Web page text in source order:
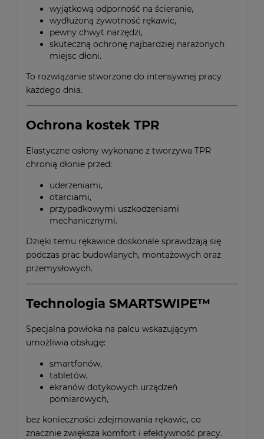
wyjątkową odporność na ścieranie,
wydłużoną żywotność rękawic,
pewny chwyt narzędzi,
skuteczną ochronę najbardziej narażonych
miejsc dłoni.
To rozwiązanie stworzone do intensywnej pracy
każdego dnia.
Ochrona kostek TPR
Elastyczne osłony wykonane z tworzywa TPR
chronią dłonie przed:
uderzeniami,
otarciami,
przypadkowymi uszkodzeniami
mechanicznymi.
Dzięki temu rękawice doskonale sprawdzają się
podczas prac budowlanych, montażowych oraz
przemysłowych.
Technologia SMARTSWIPE™
Specjalna powłoka na palcu wskazującym
umożliwia obsługę:
smartfonów,
tabletów,
ekranów dotykowych urządzeń
pomiarowych,
bez konieczności zdejmowania rękawic, co
znacznie zwiększa komfort i efektywność pracy.